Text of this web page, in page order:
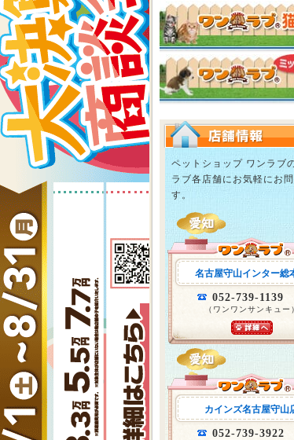
ペットショップ ワンラブ
ラブ各店舗にお気軽にお
す。
名古屋守山インター総
052-739-1139
（ワンワンサンキュー）
カインズ名古屋守山
052-739-3922